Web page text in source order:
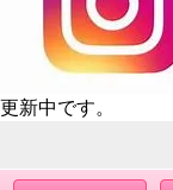
更新中です。